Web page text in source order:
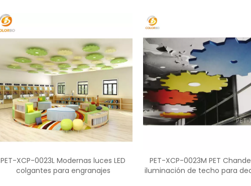
PET-XCP-0023L Modernas luces LED
colgantes para engranajes
PET-XCP-0023M PET
iluminación de techo para
< >